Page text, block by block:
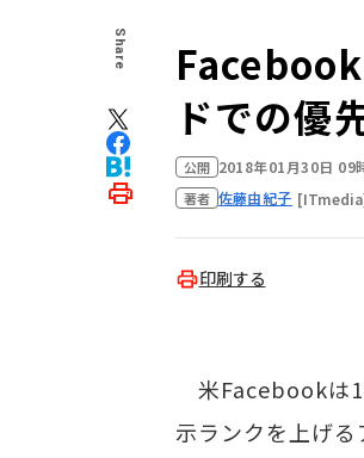
Share
Facebook
ドでの優
公開 2018年01月30日 09
著者 佐藤由紀子
印刷する
米Facebookは1
示ランクを上げる